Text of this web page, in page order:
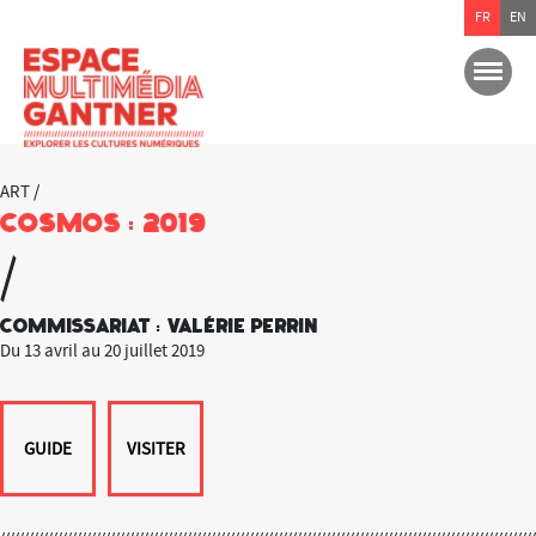
ART /
Cosmos : 2019
/
Commissariat : Valérie Perrin
Du 13 avril au 20 juillet 2019
GUIDE VISITER
FR EN